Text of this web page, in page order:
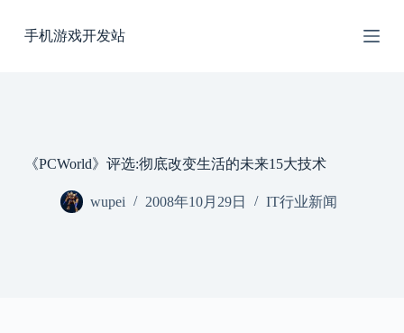
过
手机游戏开发站
《PCWorld》评选:彻底改变生活的未来15大技术
wupei 2008年10月29日 IT行业新闻